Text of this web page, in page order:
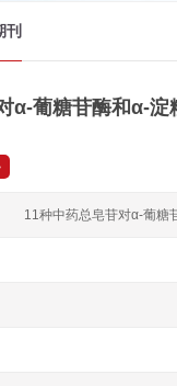
刊
α-葡糖苷酶和α-淀
11种中药总皂苷对α-葡糖